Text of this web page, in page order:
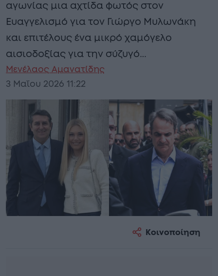
αγωνίας μια αχτίδα φωτός στον
Ευαγγελισμό για τον Γιώργο Μυλωνάκη
και επιτέλους ένα μικρό χαμόγελο
αισιοδοξίας για την σύζυγό…
Μενέλαος Αμανατίδης
3 Μαΐου 2026 11:22
Κοινοποίηση